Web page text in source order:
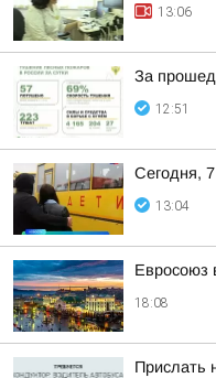
13:06
За
12:51
Сегодня,
13:04
Евросоюз
18:08
Прислать